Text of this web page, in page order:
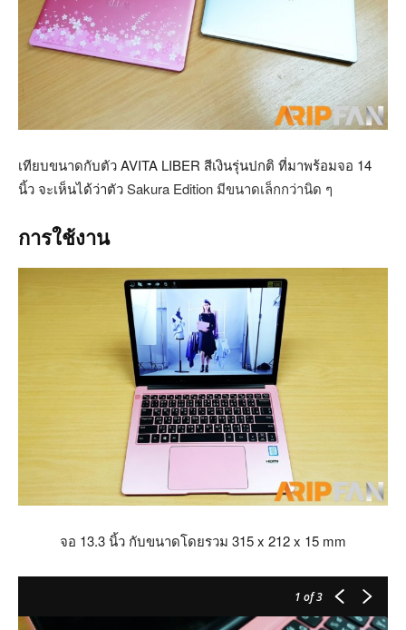
เทียบขนาดกับตัว AVITA LIBER สีเงินรุ่นปกติ ที่มาพร้อมจอ 14
นิ้ว จะเห็นได้ว่าตัวSakura Edition มีขนาดเล็กกว่านิด ๆ
การใช้งาน
จอ 13.3 นิ้ว กับขนาดโดยรวม 315 x 212 x 15 mm
1 of 3